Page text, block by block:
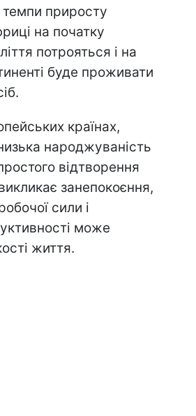
приросту
на початку
потрояться і на
буде проживати
країнах,
народжуваність
відтворення
занепокоєння,
сили і
може
життя.